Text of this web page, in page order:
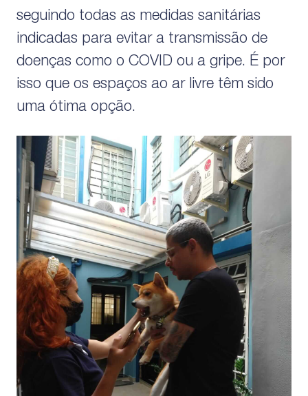
seguindo todas as medidas sanitárias
indicadas para evitar a transmissão de
doenças como o COVID ou a gripe. É por
isso que os espaços ao ar livre têm sido
uma ótima opção.